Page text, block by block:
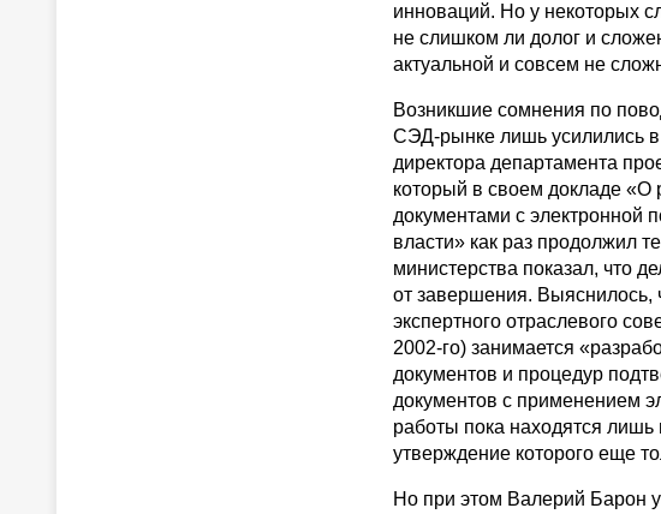
инноваций. Но у некоторых
не слишком ли долог и
актуальной и совсем не
Возникшие сомнения по
СЭД-рынке лишь усилились
директора департамента
который в своем докладе «О
документами с электронной
власти» как раз продолжил
министерства показал, что
от завершения. Выяснилось,
экспертного отраслевого
2002-го) занимается
документов и процедур
документов с применением
работы пока находятся лишь
утверждение которого еще
Но при этом Валерий Барон